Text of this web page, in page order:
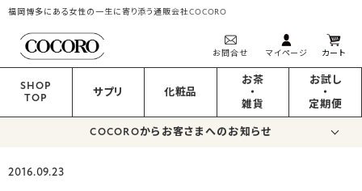
福岡博多にある女性の一生に寄り添う通販会社COCORO
お問合せ マイページ カート
SHOP
TOP
サプリ 化粧品
お茶
・
雑貨
お試し
・
定期便
COCOROからお客さまへのお知らせ
2016.09.23